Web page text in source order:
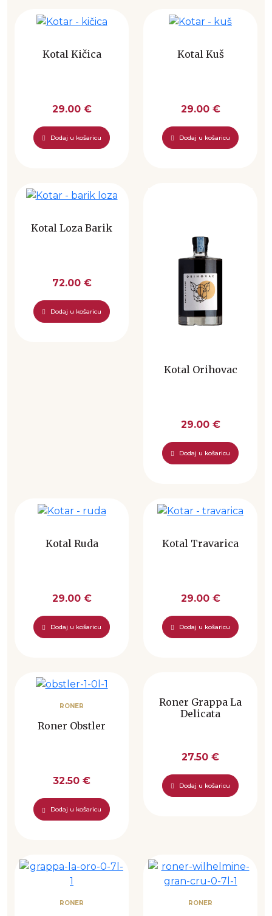
Kotal Kičica
29.00 €
Dodaj u košaricu
Kotal Kuš
29.00 €
Dodaj u košaricu
Kotal Loza Barik
72.00 €
Dodaj u košaricu
Kotal Orihovac
29.00 €
Dodaj u košaricu
Kotal Ruda
29.00 €
Dodaj u košaricu
Kotal Travarica
29.00 €
Dodaj u košaricu
RONER
Roner Obstler
32.50 €
Dodaj u košaricu
Roner Grappa La
Delicata
27.50 €
Dodaj u košaricu
RONER RONER